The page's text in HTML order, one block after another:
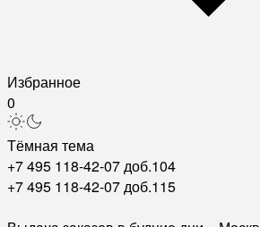
Избранное
0
Тёмная тема
+7 495 118-42-07 доб.104
+7 495 118-42-07 доб.115